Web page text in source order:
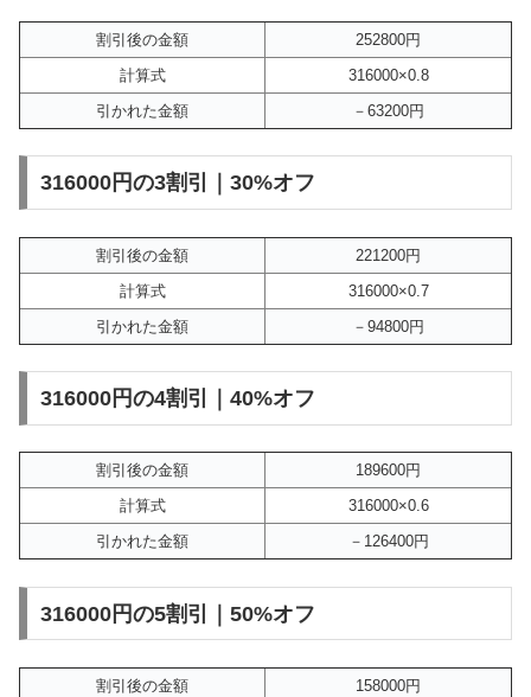
割引後の金額
252800円
計算式
316000×0.8
引かれた金額
－63200円
316000円の3割引｜30%オフ
割引後の金額
221200円
計算式
316000×0.7
引かれた金額
－94800円
316000円の4割引｜40%オフ
割引後の金額
189600円
計算式
316000×0.6
引かれた金額
－126400円
316000円の5割引｜50%オフ
割引後の金額
158000円